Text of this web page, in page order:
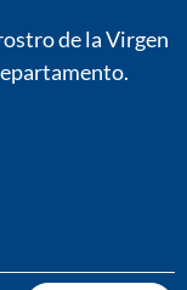
de la Virgen